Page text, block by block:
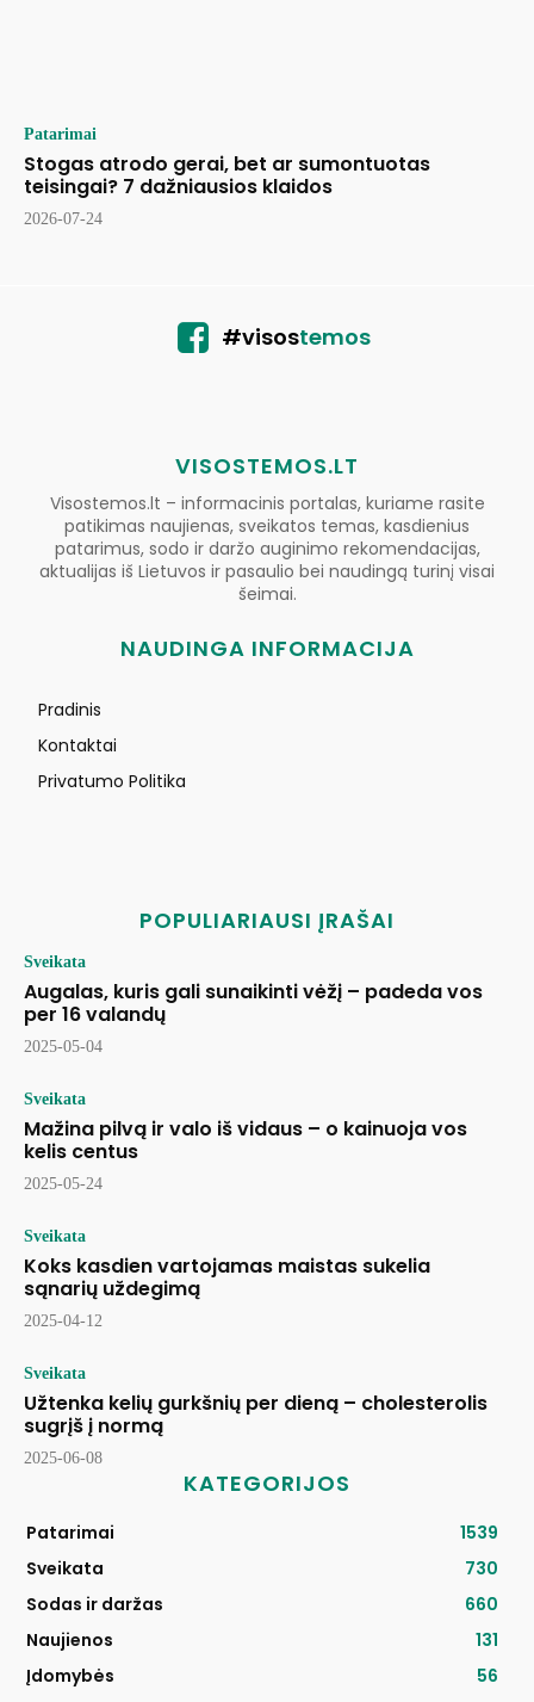
Patarimai
Stogas atrodo gerai, bet ar sumontuotas
teisingai? 7 dažniausios klaidos
2026-07-24
#visostemos
VISOSTEMOS.LT
Visostemos.lt – informacinis portalas, kuriame rasite
patikimas naujienas, sveikatos temas, kasdienius
patarimus, sodo ir daržo auginimo rekomendacijas,
aktualijas iš Lietuvos ir pasaulio bei naudingą turinį visai
šeimai.
NAUDINGA INFORMACIJA
Pradinis
Kontaktai
Privatumo Politika
POPULIARIAUSI ĮRAŠAI
Sveikata
Augalas, kuris gali sunaikinti vėžį – padeda vos
per 16 valandų
2025-05-04
Sveikata
Mažina pilvą ir valo iš vidaus – o kainuoja vos
kelis centus
2025-05-24
Sveikata
Koks kasdien vartojamas maistas sukelia
sąnarių uždegimą
2025-04-12
Sveikata
Užtenka kelių gurkšnių per dieną – cholesterolis
sugrįš į normą
2025-06-08
KATEGORIJOS
Patarimai
1539
Sveikata
730
Sodas ir daržas
660
Naujienos
131
Įdomybės
56